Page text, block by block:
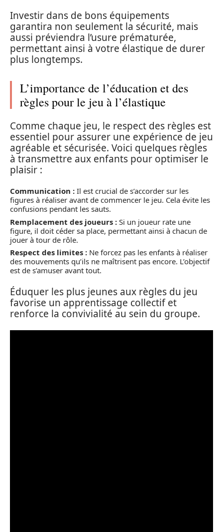
Investir dans de bons équipements
garantira non seulement la sécurité, mais
aussi préviendra l’usure prématurée,
permettant ainsi à votre élastique de durer
plus longtemps.
L’importance de l’éducation et des
règles pour le jeu à l’élastique
Comme chaque jeu, le respect des règles est
essentiel pour assurer une expérience de jeu
agréable et sécurisée. Voici quelques règles
à transmettre aux enfants pour optimiser le
plaisir :
Communication : Il est crucial de s’accorder sur les
figures à réaliser avant de commencer le jeu. Cela évite les
confusions pendant les sauts.
Remplacement des joueurs : Si un joueur rate une
figure, il doit céder sa place, permettant ainsi à chacun de
jouer à tour de rôle.
Respect des limites : Ne forcez pas les enfants à réaliser
des mouvements qu’ils ne maîtrisent pas encore. L’objectif
est de s’amuser avant tout.
Éduquer les plus jeunes aux règles du jeu
favorise un apprentissage collectif et
renforce la convivialité au sein du groupe.